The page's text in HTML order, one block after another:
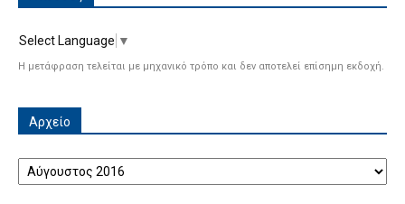
Select Language ▼
Η μετάφραση τελείται με μηχανικό τρόπο και δεν αποτελεί επίσημη εκδοχή.
Αρχείο
Αρχείο